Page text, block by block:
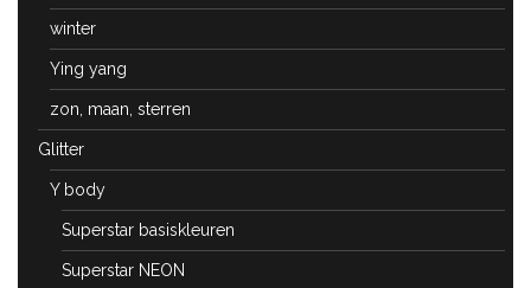
winter
Ying yang
zon, maan, sterren
Glitter
Y body
Superstar basiskleuren
Superstar NEON